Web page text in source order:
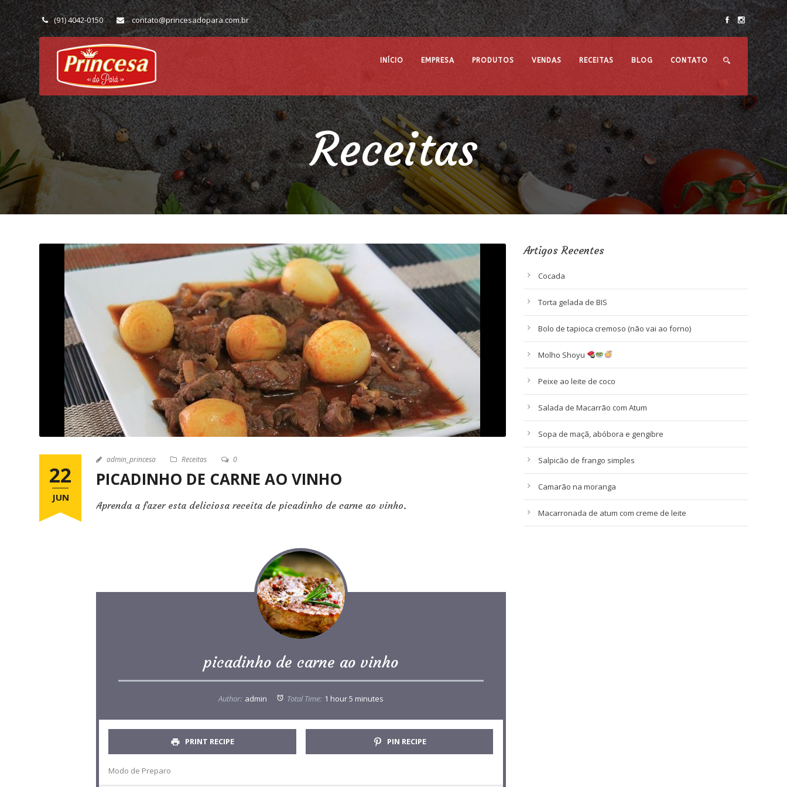
(91) 4042-0150 contato@princesadopara.com.br
INÍCIO EMPRESA PRODUTOS VENDAS RECEITAS BLOG CONTATO
Receitas
22
JUN
admin_princesa Receitas 0
PICADINHO DE CARNE AO VINHO
Aprenda a fazer esta deliciosa receita de picadinho de carne ao vinho.
picadinho de carne ao vinho
Author: admin Total Time: 1 hour 5 minutes
PRINT RECIPE PIN RECIPE
Modo de Preparo
Artigos Recentes
Cocada
Torta gelada de BIS
Bolo de tapioca cremoso (não vai ao forno)
Molho Shoyu
Peixe ao leite de coco
Salada de Macarrão com Atum
Sopa de maçã, abóbora e gengibre
Salpicão de frango simples
Camarão na moranga
Macarronada de atum com creme de leite